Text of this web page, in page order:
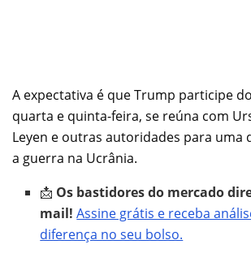
A expectativa é que Trump participe
quarta e quinta-feira, se reúna com
Leyen e outras autoridades para uma
a guerra na Ucrânia.
📩 Os bastidores do mercado
mail! Assine grátis e receba
diferença no seu bolso.